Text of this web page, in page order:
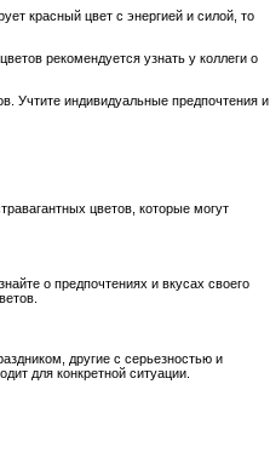
красный цвет с энергией и силой, то
рекомендуется узнать у коллеги о
Учтите индивидуальные предпочтения и
цветов, которые могут
о предпочтениях и вкусах своего
другие с серьезностью и
для конкретной ситуации.